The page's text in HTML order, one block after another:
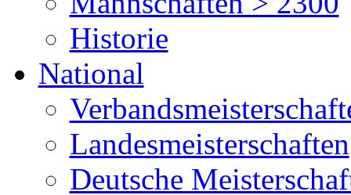
Historie
National
Landesmeisterschaften
Deutsche